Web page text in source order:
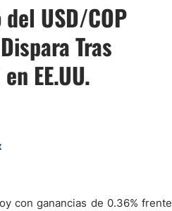
USD/COP
Tras
EE.UU.
con ganancias de 0.36% frente